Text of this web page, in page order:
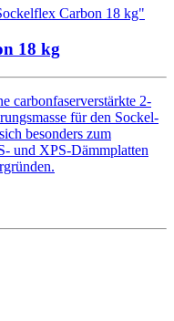
Carbon 18 kg"
18 kg
carbonfaserverstärkte 2-
für den Sockel-
besonders zum
und XPS-Dämmplatten
auf
eingesetzt werden.